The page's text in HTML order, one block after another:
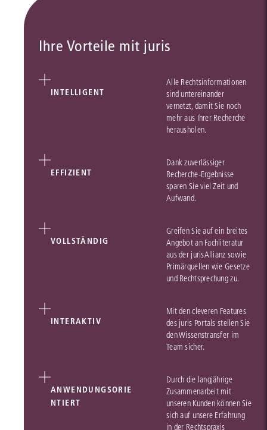
Ihre Vorteile mit juris
INTELLIGENT
Alle Rechtsinformationen
sind untereinander
vernetzt, damit Sie noch
mehr aus Ihrer Recherche
herausholen.
EFFIZIENT
Dank zuverlässiger
Recherche-Ergebnisse
sparen Sie viel Zeit und
Aufwand.
VOLLSTÄNDIG
Greifen Sie auf ein breites
Angebot an Fachliteratur
aus der jurisAllianz sowie
Primärquellen wie Gesetze
und Rechtsprechung zu.
INTERAKTIV
Mit den cleveren Features
des juris Portals stellen Sie
den Wissenstransfer im
Team sicher.
ANWENDUNGSORIE
NTIERT
Durch die langjährige
Zusammenarbeit mit
unseren Kunden können Sie
sich auf unsere Erfahrung
in der Rechtspraxis